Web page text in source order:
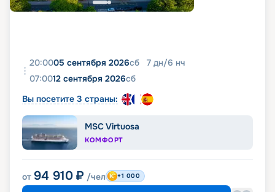
20:0005 сентября 2026сб 7 дн/6 нч
07:0012 сентября 2026сб
Вы посетите 3 страны:
MSC Virtuosa
КОМФОРТ
от 94 910 ₽ /чел +1 000